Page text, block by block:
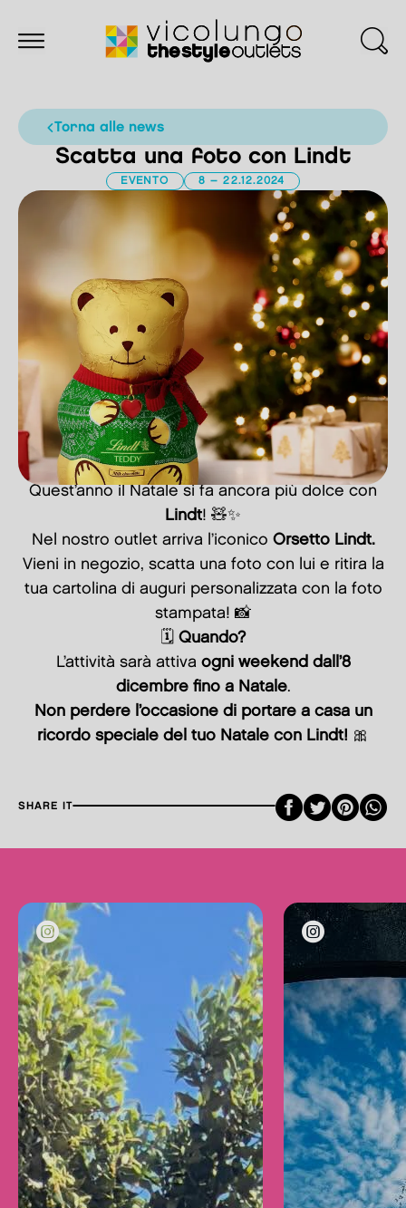
torna alle news
Scatta una foto con Lindt
EVENTO 8 – 22.12.2024
Quest’anno il Natale si fa ancora più dolce con
Lindt! 🧸✨
Nel nostro outlet arriva l’iconico Orsetto Lindt.
Vieni in negozio, scatta una foto con lui e ritira la
tua cartolina di auguri personalizzata con la foto
stampata! 📸
🗓️ Quando?
L’attività sarà attiva ogni weekend dall’8
dicembre fino a Natale.
Non perdere l’occasione di portare a casa un
ricordo speciale del tuo Natale con Lindt! 🎀
SHARE IT